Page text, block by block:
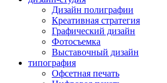
Дизайн полиграфии
Креативная стратегия
Графический дизайн
Фотосъемка
Выставочный дизайн
типография
Офсетная печать